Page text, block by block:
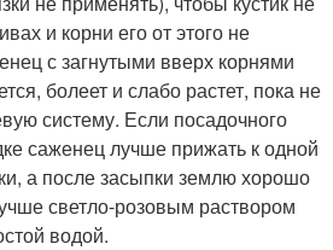
и корни его от этого не
с загнутыми вверх корнями
болеет и слабо растет, пока не
систему. Если посадочного
саженец лучше прижать к одной
а после засыпки землю хорошо
светло-розовым раствором
водой.